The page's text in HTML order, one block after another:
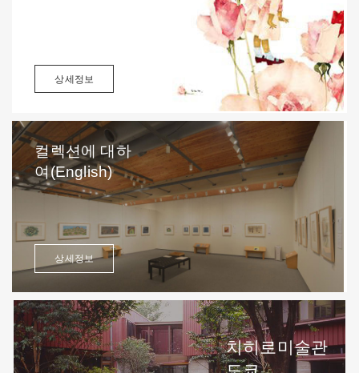
상세정보
컬렉션에 대하
여(English)
상세정보
치히로미술관